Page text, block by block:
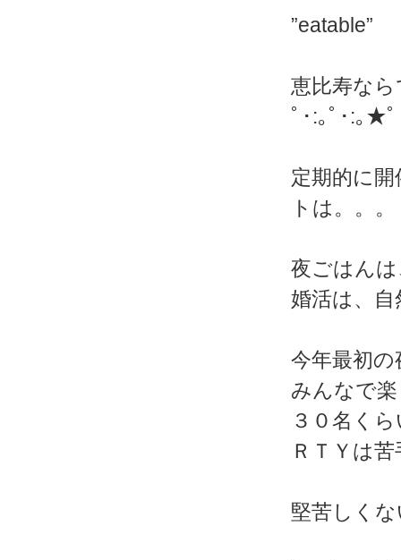
”eatable”
恵比寿な
ﾟ･:｡ﾟ･:｡★
定期的に
トは。。。
夜ごはん
婚活は、
今年最初の
みんなで
３０名く
ＲＴＹは
堅苦しく